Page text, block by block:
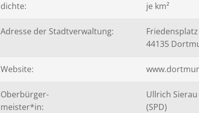
dichte:
je km²
Adresse der Stadtverwaltung:
Friedensplatz
44135
Website:
Oberbürger-
meister*in:
Ullrich Sierau
(SPD)